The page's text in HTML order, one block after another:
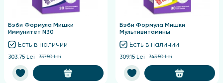
Бэби Формула Мишки
Иммунитет N30
Есть в наличии
303.75 Lei 337.50 Lei
Бэби Формула Мишки
Мультивитамины
Есть в наличии
309.15 Lei 343.50 Lei